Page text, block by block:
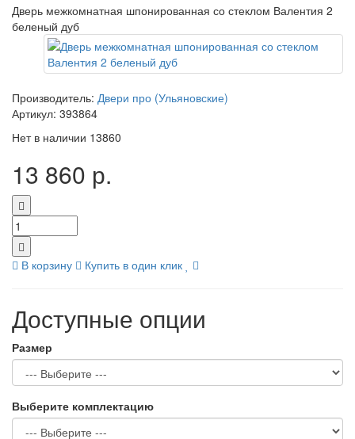
Дверь межкомнатная шпонированная со стеклом Валентия 2
беленый дуб
Производитель: Двери про (Ульяновские)
Артикул: 393864
Нет в наличии 13860
13 860 р.
В корзину Купить в один клик
Доступные опции
Размер
Выберите комплектацию